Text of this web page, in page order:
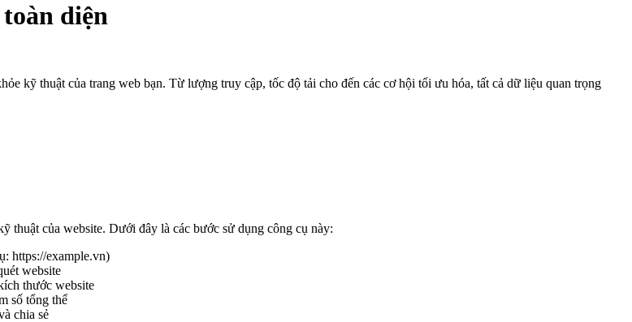
diện
kỹ thuật của trang web bạn. Từ lượng truy cập, tốc độ tải cho đến các cơ hội tối ưu hóa, tất cả dữ liệu quan trọng
thuật của website. Dưới đây là các bước sử dụng công cụ này:
https://example.vn)
website
thước website
số tổng thể
chia sẻ